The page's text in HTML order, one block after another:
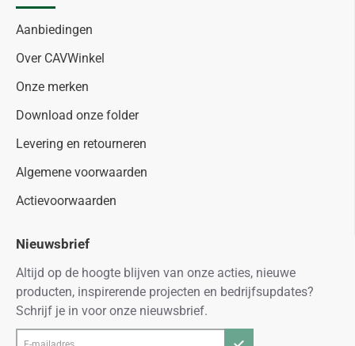
Aanbiedingen
Over CAVWinkel
Onze merken
Download onze folder
Levering en retourneren
Algemene voorwaarden
Actievoorwaarden
Nieuwsbrief
Altijd op de hoogte blijven van onze acties, nieuwe
producten, inspirerende projecten en bedrijfsupdates?
Schrijf je in voor onze nieuwsbrief.